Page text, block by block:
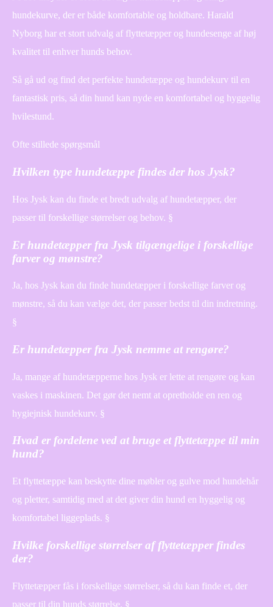
hundekurve, der er både komfortable og holdbare. Harald
Nyborg har et stort udvalg af flyttetæpper og hundesenge af høj
kvalitet til enhver hunds behov.
Så gå ud og find det perfekte hundetæppe og hundekurv til en
fantastisk pris, så din hund kan nyde en komfortabel og hyggelig
hvilestund.
Ofte stillede spørgsmål
Hvilken type hundetæppe findes der hos Jysk?
Hos Jysk kan du finde et bredt udvalg af hundetæpper, der
passer til forskellige størrelser og behov. §
Er hundetæpper fra Jysk tilgængelige i forskellige
farver og mønstre?
Ja, hos Jysk kan du finde hundetæpper i forskellige farver og
mønstre, så du kan vælge det, der passer bedst til din indretning.
§
Er hundetæpper fra Jysk nemme at rengøre?
Ja, mange af hundetæpperne hos Jysk er lette at rengøre og kan
vaskes i maskinen. Det gør det nemt at opretholde en ren og
hygiejnisk hundekurv. §
Hvad er fordelene ved at bruge et flyttetæppe til min
hund?
Et flyttetæppe kan beskytte dine møbler og gulve mod hundehår
og pletter, samtidig med at det giver din hund en hyggelig og
komfortabel liggeplads. §
Hvilke forskellige størrelser af flyttetæpper findes
der?
Flyttetæpper fås i forskellige størrelser, så du kan finde et, der
passer til din hunds størrelse. §